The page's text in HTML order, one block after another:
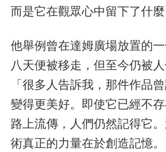
而是它在觀眾心中留下了什麼
他舉例曾在達姆廣場放置的
八天便被移走，但至今仍被人
「很多人告訴我，那件作品
變得更美好。即使它已經不
路上流傳，人們仍然記得它
術真正的力量在於創造記憶。